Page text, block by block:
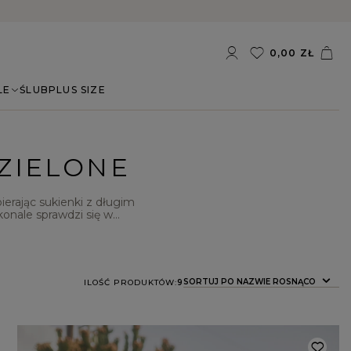
0,00 ZŁ
ŚLUB PLUS SIZE
sukienki z długim
sprawdzi się w
ILOŚĆ PRODUKTÓW:9 SORTUJ PO NAZWIE ROSNĄCO